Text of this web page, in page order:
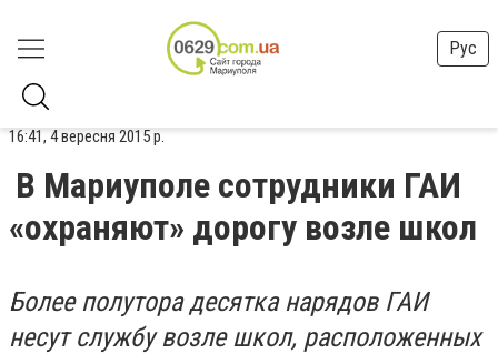
Рус
16:41, 4 вересня 2015 р.
В Мариуполе сотрудники ГАИ
«охраняют» дорогу возле школ
Более полутора десятка нарядов ГАИ
несут службу возле школ, расположенных